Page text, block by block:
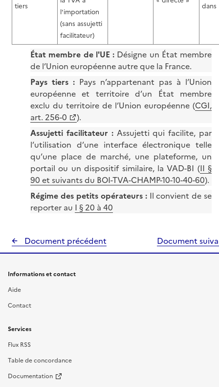
tiers
l'importation
(sans assujetti
facilitateur)
dans
État membre de l'UE : Désigne un État membre
de l’Union européenne autre que la France.
Pays tiers : Pays n’appartenant pas à l’Union
européenne et territoire d’un État membre
exclu du territoire de l’Union européenne (CGI,
art. 256-0
).
Assujetti facilitateur :Assujetti qui facilite, par
l’utilisation d’une interface électronique telle
qu’une place de marché, une plateforme, un
portail ou un dispositif similaire, la VAD-BI (II §
90 et suivants du BOI-TVA-CHAMP-10-10-40-60).
Régime des petits opérateurs :Il convient de se
reporter au I § 20 à 40
Document précédent Document
Informations et contact
Aide
Contact
Services
Flux RSS
Table de concordance
Documentation